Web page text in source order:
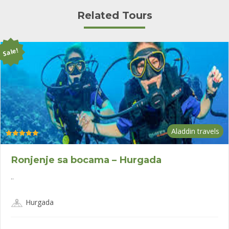
Related Tours
Sale!
Aladdin travels
Оцењено са
Ronjenje sa bocama – Hurgada
..
Hurgada